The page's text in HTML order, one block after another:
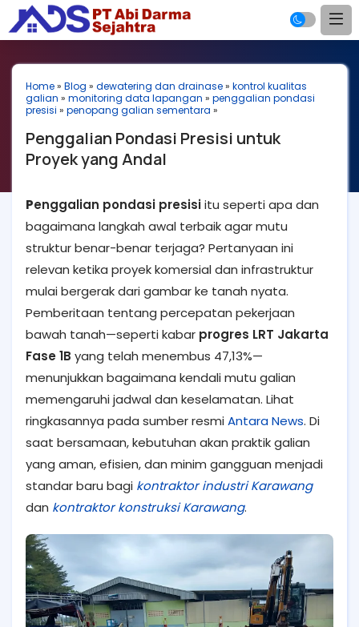
Home» Blog » dewatering dan drainase» kontrol kualitas
galian » monitoring data lapangan » penggalian pondasi
presisi » penopang galian sementara »
Penggalian Pondasi Presisi untuk
Proyek yang Andal
Penggalian pondasi presisiitu seperti apa dan
bagaimana langkah awal terbaik agar mutu
struktur benar-benar terjaga? Pertanyaan ini
relevan ketika proyek komersial dan infrastruktur
mulai bergerak dari gambar ke tanah nyata.
Pemberitaan tentang percepatan pekerjaan
bawah tanah—seperti kabar progres LRT Jakarta
Fase 1B yang telah menembus 47,13%—
menunjukkan bagaimana kendali mutu galian
memengaruhi jadwal dan keselamatan. Lihat
ringkasannya pada sumber resmiAntara News. Di
saat bersamaan, kebutuhan akan praktik galian
yang aman, efisien, dan minim gangguan menjadi
standar baru bagi kontraktor industri Karawang
dan kontraktor konstruksi Karawang.